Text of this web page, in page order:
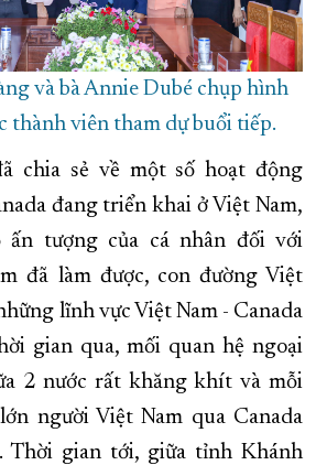
và bà Annie Dubé chụp hình
thành viên tham dự buổi tiếp.
chia sẻ về một số hoạt động
đang triển khai ở Việt Nam,
tượng của cá nhân đối với
đã làm được, con đường Việt
lĩnh vực Việt Nam - Canada
gian qua, mối quan hệ ngoại
2 nước rất khăng khít và mỗi
người Việt Nam qua Canada
Thời gian tới, giữa tỉnh Khánh